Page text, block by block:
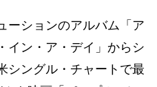
ーションのアルバム「ア
イン・ア・デイ」からシ
シングル・チャートで最